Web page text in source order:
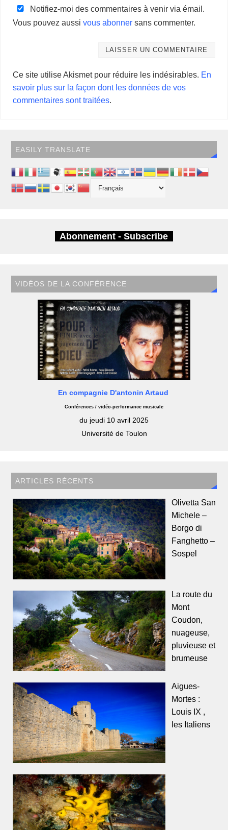
Notifiez-moi des commentaires à venir via émail.
Vous pouvez aussivous abonner sans commenter.
Ce site utilise Akismet pour réduire les indésirables. En
savoir plus sur la façon dont les données de vos
commentaires sont traitées.
EASILY TRANSLATE
Abonnement - Subscribe
VIDÉOS DE LA CONFÉRENCE
En compagnie D'antonin Artaud
Conférences / vidéo-performance musicale
du jeudi 10 avril 2025
Université de Toulon
ARTICLES RÉCENTS
Olivetta San
Michele –
Borgo di
Fanghetto –
Sospel
La route du
Mont
Coudon,
nuageuse,
pluvieuse et
brumeuse
Aigues-
Mortes :
Louis IX ,
les Italiens